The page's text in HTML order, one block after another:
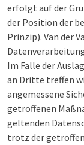
erfolgt auf der
der Position der
Prinzip). Van der
Im Falle der
an Dritte treffen
angemessene
getroffenen
geltenden
trotz der